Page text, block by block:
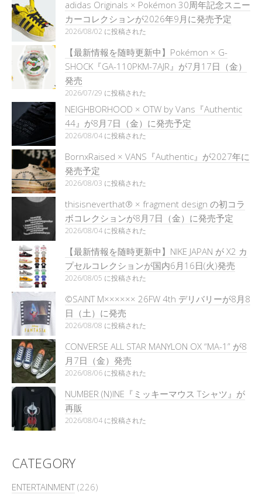
adidas Originals × Pokémon 30周年記念スニー
カーコレクションが2026年9月に発売予定
2026/08/02 に投稿された
【最新情報を随時更新中】Pokémon × G-
SHOCK『GA-110PKM-7AJR』が7月17日（金）
発売
2026/07/29 に投稿された
NEIGHBORHOOD × OTW by Vans『Authentic
44』が8月7日（金）に発売予定
2026/08/04 に投稿された
BornxRaised × VANS『Authentic』が2027年に
発売予定
2026/08/03 に投稿された
thisisneverthat® × fragment design の初コラ
ボコレクションが8月7日（金）に発売予定
2026/08/04 に投稿された
【最新情報を随時更新中】NIKE JAPAN が X2 カ
プセルコレクションが国内6月16日(火)発売
2026/08/05 に投稿された
©SAINT M×××××× 26FW 4th デリバリーが8月8
日（土）に発売
2026/08/08 に投稿された
CONVERSE ALL STAR MANYLON OX “MA-1” が8
月7日（金）発売
2026/08/06 に投稿された
NUMBER (N)INE『ミッキーマウス Tシャツ』が
再販
2026/08/04 に投稿された
CATEGORY
ENTERTAINMENT(226)